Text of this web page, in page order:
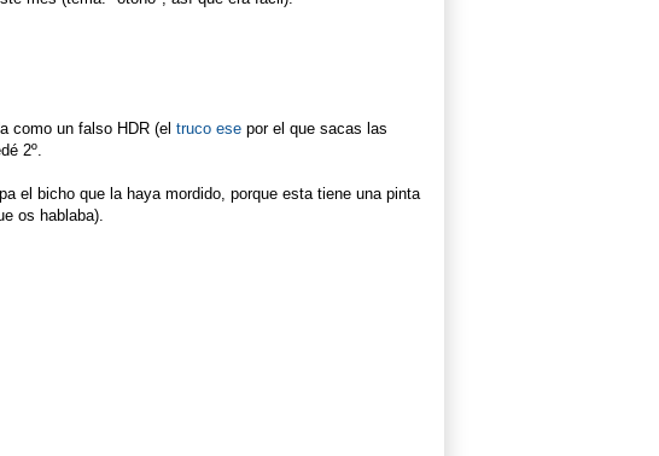
como un falso HDR (el truco ese por el que sacas las
2º.
el bicho que la haya mordido, porque esta tiene una pinta
os hablaba).